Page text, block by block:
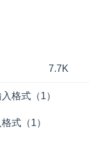
7.7K
式（1）